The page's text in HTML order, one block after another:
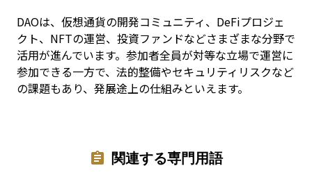
DAOは、仮想通貨の開発コミュニティ、DeFiプロジェ
クト、NFTの運営、投資ファンドなどさまざまな分野で
活用が進んでいます。参加者全員が対等な立場で運営に
参加できる一方で、法的整備やセキュリティリスクなど
の課題もあり、発展途上の仕組みといえます。
関連する専門用語